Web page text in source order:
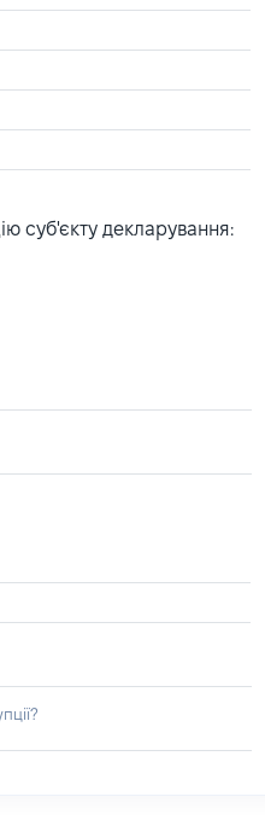
суб'єкту декларування: